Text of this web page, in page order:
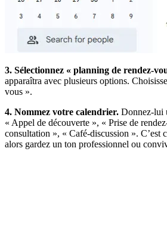
3. Sélectionnez « planning de rendez-
apparaîtra avec plusieurs options.
vous ».
4. Nommez votre calendrier. Donnez-lui
« Appel de découverte », « Prise de
consultation », « Café-discussion ». C’est
alors gardez un ton professionnel ou